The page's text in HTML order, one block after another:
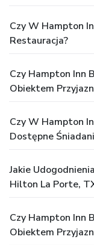
Czy W Hampton
Restauracja?
Czy Hampton Inn
Obiektem
Czy W Hampton
Dostępne
Jakie
Hilton La Porte,
Czy Hampton Inn
Obiektem